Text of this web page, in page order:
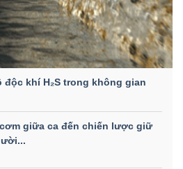
khí H₂S trong không gian
giữa ca đến chiến lược giữ